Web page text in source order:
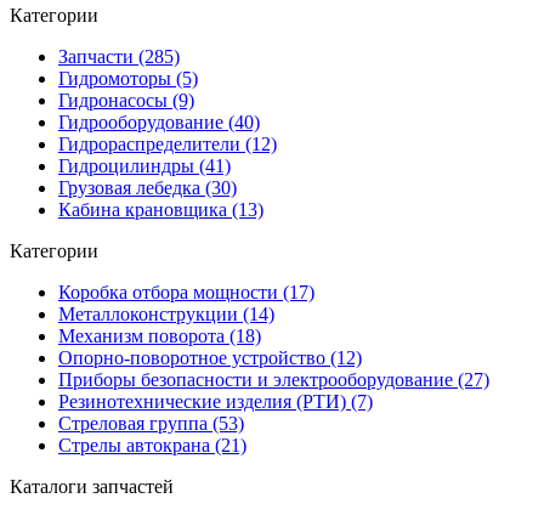
Категории
Запчасти (285)
Гидромоторы (5)
Гидронасосы (9)
Гидрооборудование (40)
Гидрораспределители (12)
Гидроцилиндры (41)
Грузовая лебедка (30)
Кабина крановщика (13)
Категории
Коробка отбора мощности (17)
Металлоконструкции (14)
Механизм поворота (18)
Опорно-поворотное устройство (12)
Приборы безопасности и электрооборудование (27)
Резинотехнические изделия (РТИ) (7)
Стреловая группа (53)
Стрелы автокрана (21)
Каталоги запчастей